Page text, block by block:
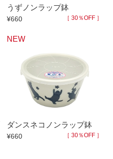
うずノンラップ鉢
¥660 ［ 30％OFF ］
NEW
ダンスネコノンラップ鉢
¥660 ［ 30％OFF ］